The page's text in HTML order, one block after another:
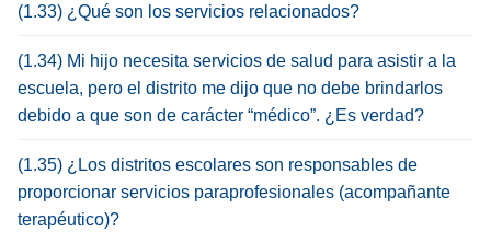
(1.33) ¿Qué son los servicios relacionados?
(1.34) Mi hijo necesita servicios de salud para asistir a la
escuela, pero el distrito me dijo que no debe brindarlos
debido a que son de carácter “médico”. ¿Es verdad?
(1.35) ¿Los distritos escolares son responsables de
proporcionar servicios paraprofesionales (acompañante
terapéutico)?